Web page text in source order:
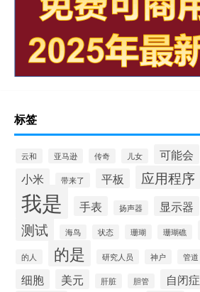
标签
云和 亚马逊 传奇 儿女 可能会
小米 带来了 平板 应用程序
我是 手表 扬声器 显示器
测试 海鸟 状态 珊瑚 珊瑚礁
的人 的是 研究人员 神户 管道
细胞 美元 肝脏 胆管 自闭症